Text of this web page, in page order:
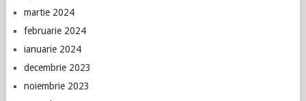
martie 2024
februarie 2024
ianuarie 2024
decembrie 2023
noiembrie 2023